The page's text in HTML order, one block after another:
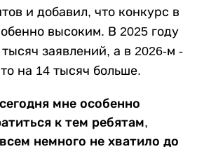
и добавил, что конкурс в
высоким. В 2025 году
заявлений, а в 2026-м -
на 14 тысяч больше.
мне особенно
к тем ребятам,
немного не хватило до